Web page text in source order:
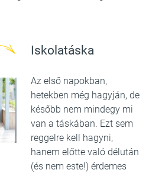
Iskolatáska
Az első napokban,
hetekben még hagyján, de
később nem mindegy mi
van a táskában. Ezt sem
reggelre kell hagyni,
hanem előtte való délután
(és nem este!) érdemes